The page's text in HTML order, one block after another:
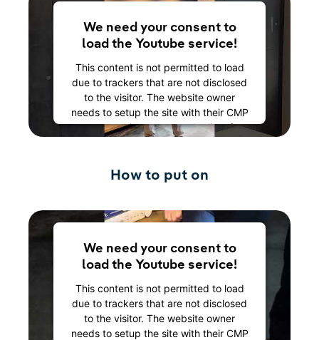
We need your consent to
load the Youtube service!
This content is not permitted to load
due to trackers that are not disclosed
to the visitor. The website owner
needs to setup the site with their CMP
to add this content to the list of
Powered by
Usercentrics Consent
Management Platform
How to put on
We need your consent to
load the Youtube service!
This content is not permitted to load
due to trackers that are not disclosed
to the visitor. The website owner
needs to setup the site with their CMP